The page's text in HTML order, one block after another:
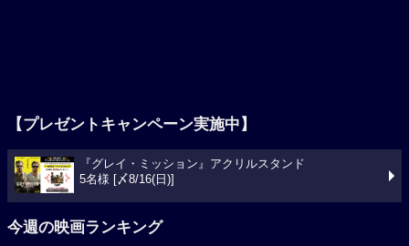
【プレゼントキャンペーン実施中】
『グレイ・ミッション』アクリルスタンド
5名様 [〆8/16(日)]
今週の映画ランキング